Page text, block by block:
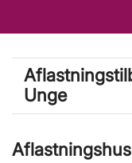
Unge